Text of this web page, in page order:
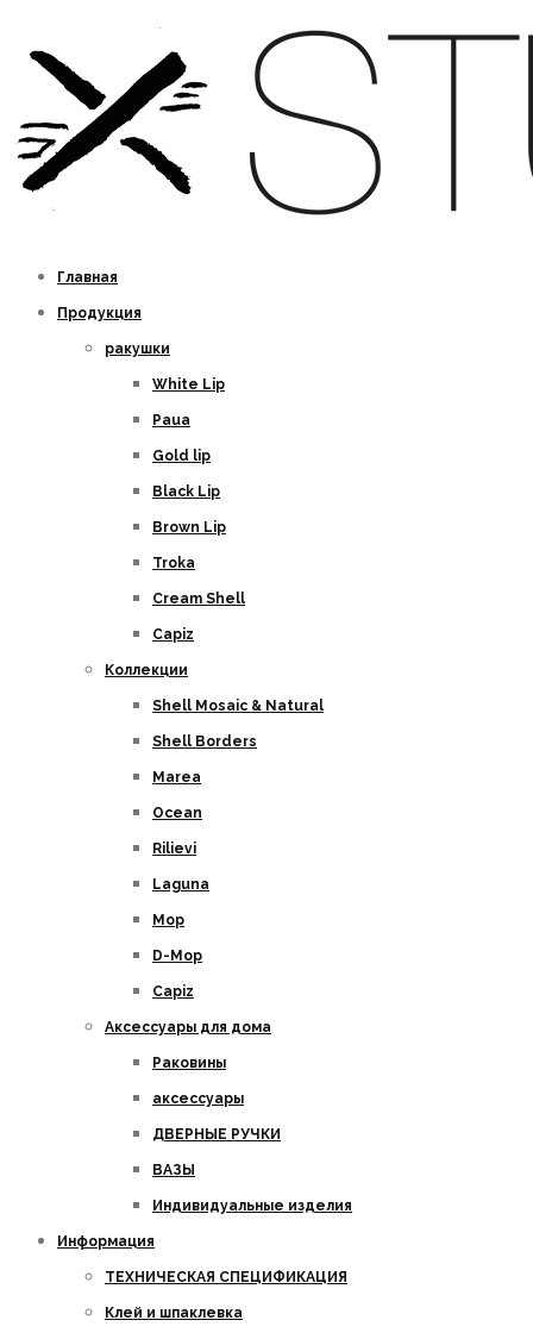
Главная
Продукция
ракушки
White Lip
Paua
Gold lip
Black Lip
Brown Lip
Troka
Cream Shell
Capiz
Коллекции
Shell Mosaic & Natural
Shell Borders
Marea
Ocean
Rilievi
Laguna
Mop
D-Mop
Capiz
Аксессуары для дома
Раковины
аксессуары
ДВЕРНЫЕ РУЧКИ
ВАЗЫ
Индивидуальные изделия
Информация
ТЕХНИЧЕСКАЯ СПЕЦИФИКАЦИЯ
Клей и шпаклевка